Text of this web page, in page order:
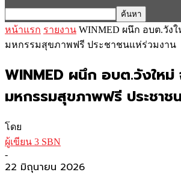
หน้าแรก รายงาน WINMED ผนึก อบต.วัง
มหกรรมสุขภาพฟรี ประชาชนแห่ร่วมงาน
WINMED ผนึก อบต.วังให
มหกรรมสุขภาพฟรี ประชาช
โดย
ผู้เขียน 3 SBN
-
22 มิถุนายน 2026